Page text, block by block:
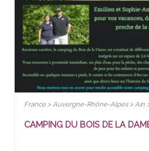
France > Auvergne-Rhône-Alpes > Ain
CAMPING DU BOIS DE LA